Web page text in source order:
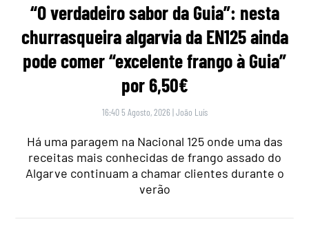
“O verdadeiro sabor da Guia”: nesta
churrasqueira algarvia da EN125 ainda
pode comer “excelente frango à Guia”
por 6,50€
16:40 5 Agosto, 2026 |João Luís
Há uma paragem na Nacional 125 onde uma das
receitas mais conhecidas de frango assado do
Algarve continuam a chamar clientes durante o
verão